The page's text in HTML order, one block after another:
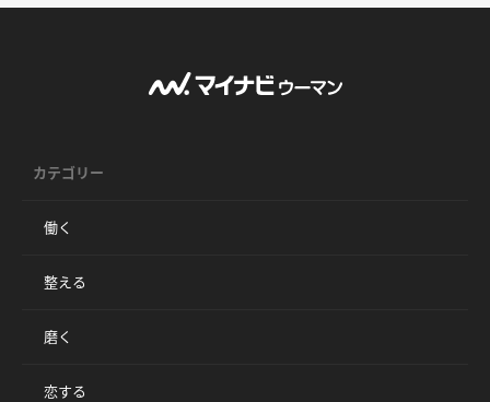
カテゴリー
働く
整える
磨く
恋する